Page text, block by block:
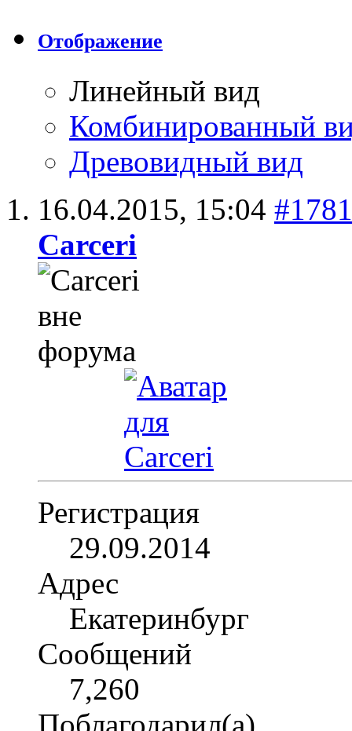
Отображение
Линейный вид
Комбинированный
Древовидный вид
16.04.2015, 15:04 #1781
Carceri
Регистрация
29.09.2014
Адрес
Екатеринбург
Сообщений
7,260
Поблагодарил(а)